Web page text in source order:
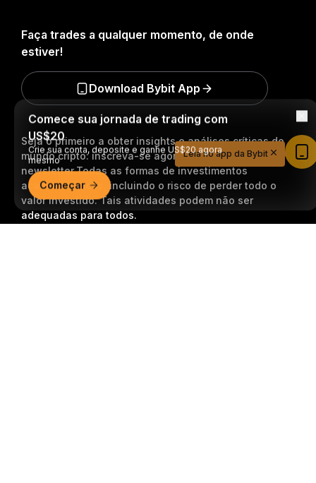
Seja o primeiro a obter insights e análises críticas do
mundo cripto: inscreva-se agora na nossa
newsletter.Todas as formas de investimentos
acarretam riscos, incluindo o risco de perder todo o
valor investido. Tais atividades podem não ser
adequadas para todos.
Faça trades a qualquer momento, de onde
estiver!
Download Bybit App
Comece sua jornada de trading com
US$20
Crie sua conta, deposite e ganhe US$20 agora
mesmo
Começar
Leia no app da Bybit